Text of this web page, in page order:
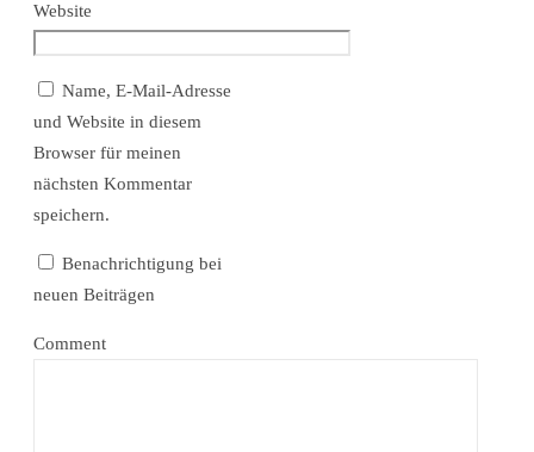
Website
Name, E-Mail-Adresse
und Website in diesem
Browser für meinen
nächsten Kommentar
speichern.
Benachrichtigung bei
neuen Beiträgen
Comment